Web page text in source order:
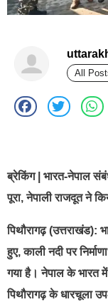
All
ब्रेकिंग | भारत-नेपाल
पूरा, नेपाली राजदूत ने
पिथौरागढ़ (उत्तराखंड):
हुए, काली नदी पर
गया है। नेपाल के भारत में
पिथौरागढ़ के धारचूला